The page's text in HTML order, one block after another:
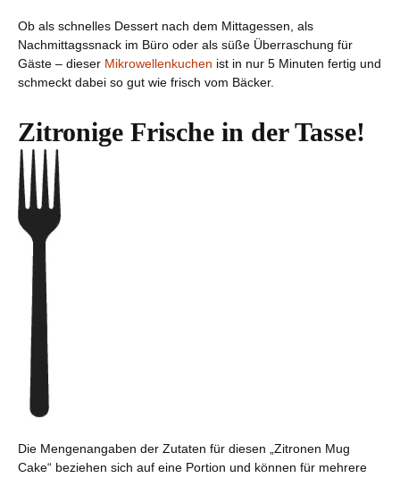
Ob als schnelles Dessert nach dem Mittagessen, als
Nachmittagssnack im Büro oder als süße Überraschung für
Gäste – dieser Mikrowellenkuchen ist in nur 5 Minuten fertig und
schmeckt dabei so gut wie frisch vom Bäcker.
Zitronige Frische in der Tasse!
Die Mengenangaben der Zutaten für diesen „Zitronen Mug
Cake“ beziehen sich auf eine Portion und können für mehrere